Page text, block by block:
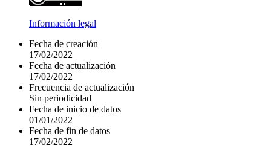
Información legal
Fecha de creación
17/02/2022
Fecha de actualización
17/02/2022
Frecuencia de actualización
Sin periodicidad
Fecha de inicio de datos
01/01/2022
Fecha de fin de datos
17/02/2022